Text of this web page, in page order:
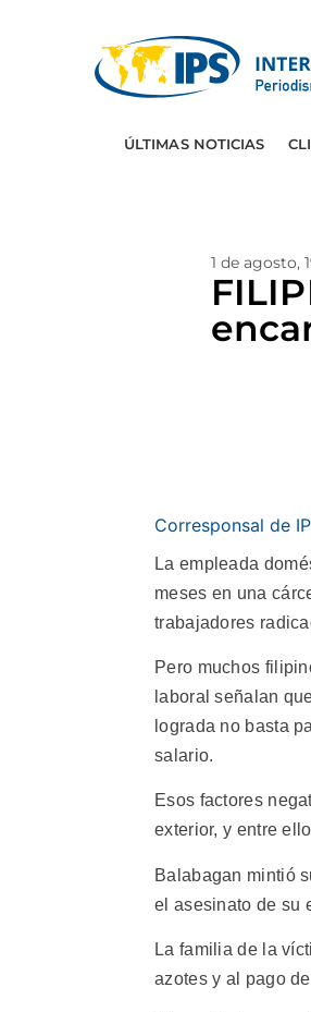
ÚLTIMAS NOTICIAS
1 de agosto,
Corresponsal de
La empleada
meses en una
trabajadores
Pero muchos
laboral señalan
lograda no basta
salario.
Esos factores
exterior, y entre
Balabagan mintió
el asesinato de su
La familia de la
azotes y al pago